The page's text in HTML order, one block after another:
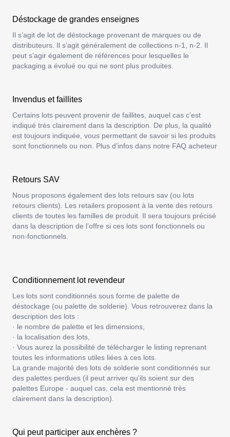
Déstockage de grandes enseignes
Il s’agit de lot de déstockage provenant de marques ou de
distributeurs. Il s’agit généralement de collections n-1, n-2. Il
peut s’agir également de références pour lesquelles le
packaging a évolué ou qui ne sont plus produites.
Invendus et faillites
Certains lots peuvent provenir de faillites, auquel cas c’est
indiqué très clairement dans la description. De plus, la qualité
est toujours indiquée, vous permettant de savoir si les produits
sont fonctionnels ou non. Plus d’infos dans notre FAQ acheteur
Retours SAV
Nous proposons également des lots retours sav (ou lots
retours clients). Les retailers proposent à la vente des retours
clients de toutes les familles de produit. Il sera toujours précisé
dans la description de l’offre si ces lots sont fonctionnels ou
non-fonctionnels.
Conditionnement lot revendeur
Les lots sont conditionnés sous forme de palette de
déstockage (ou palette de solderie). Vous retrouverez dans la
description des lots :
· le nombre de palette et les dimensions,
· la localisation des lots,
· Vous aurez la possibilité de télécharger le listing reprenant
toutes les informations utiles liées à ces lots.
La grande majorité des lots de solderie sont conditionnés sur
des palettes perdues (il peut arriver qu'ils soient sur des
palettes Europe - auquel cas, cela est mentionné très
clairement dans la description).
Qui peut participer aux enchères ?